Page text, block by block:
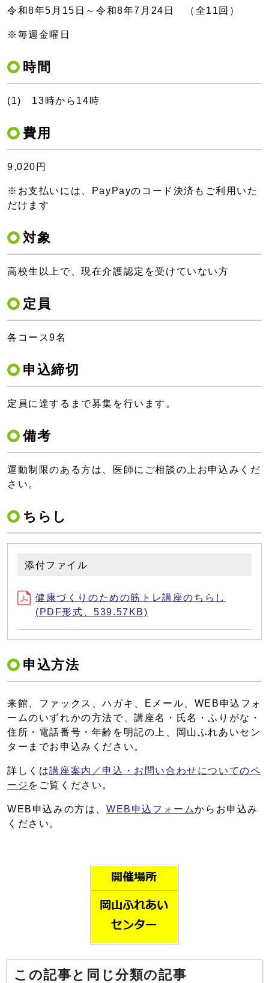
令和8年5月15日～令和8年7月24日 （全11回）
※毎週金曜日
時間
(1) 13時から14時
費用
9,020円
※お支払いには、PayPayのコード決済もご利用いた
だけます
対象
高校生以上で、現在介護認定を受けていない方
定員
各コース9名
申込締切
定員に達するまで募集を行います。
備考
運動制限のある方は、医師にご相談の上お申込みくだ
さい。
ちらし
添付ファイル
健康づくりのための筋トレ講座のちらし
(PDF形式、539.57KB)
申込方法
来館、ファックス、ハガキ、Eメール、WEB申込フォ
ームのいずれかの方法で、講座名・氏名・ふりがな・
住所・電話番号・年齢を明記の上、岡山ふれあいセン
ターまでお申込みください。
詳しくは講座案内／申込・お問い合わせについてのペ
ージ をご覧ください。
WEB申込みの方は、 WEB申込フォームからお申込み
ください。
この記事と同じ分類の記事